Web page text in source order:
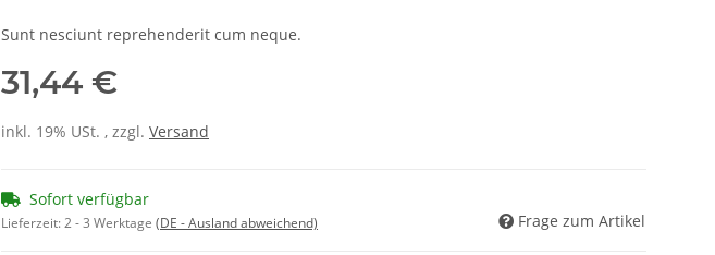
Sunt nesciunt reprehenderit cum neque.
31,44 €
inkl. 19% USt. , zzgl. Versand
Sofort verfügbar
Lieferzeit:2 - 3 Werktage (DE - Ausland abweichend) Frage zum Artikel